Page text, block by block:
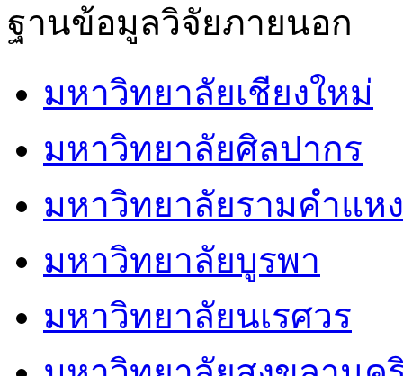
ฐานข้อมูลวิจัยภายนอก
มหาวิทยาลัยเชียงใหม่
มหาวิทยาลัยศิลปากร
มหาวิทยาลัยรามคำแหง
มหาวิทยาลัยบูรพา
มหาวิทยาลัยนเรศวร